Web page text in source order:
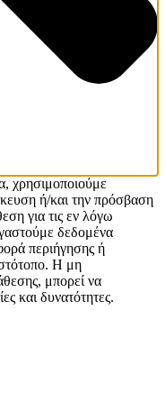
χρησιμοποιούμε
ή/και την πρόσβαση
για τις εν λόγω
δεδομένα
περιήγησης ή
Η μη
μπορεί να
και δυνατότητες.